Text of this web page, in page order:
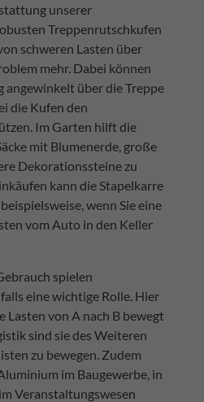
unserer
Treppenrutschkufen
schweren Lasten über
mehr. Dabei können
angewinkelt über die Treppe
die Kufen den
Im Garten hilft die
mit Blumenerde, große
Dekorationssteine zu
kann die Stapelkarre
wenn Sie eine
vom Auto in den Keller
spielen
eine wichtige Rolle. Hier
Lasten von A nach B bewegt
sind sie des Weiteren
zu bewegen. Zudem
im Baugewerbe, in
Veranstaltungswesen